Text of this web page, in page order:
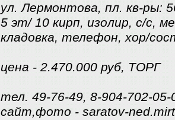
ул. Лермонтова, пл. кв-ры:
5 эт/ 10 кирп, изолир, с/с,
кладовка, телефон, хор/
цена - 2.470.000 руб, ТОРГ
тел. 49-76-49, 8-904-702-05-
сайт,фото - saratov-